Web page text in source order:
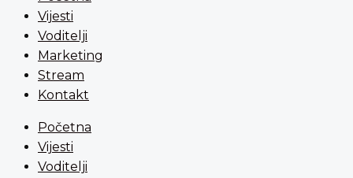
Vijesti
Voditelji
Marketing
Stream
Kontakt
Početna
Vijesti
Voditelji